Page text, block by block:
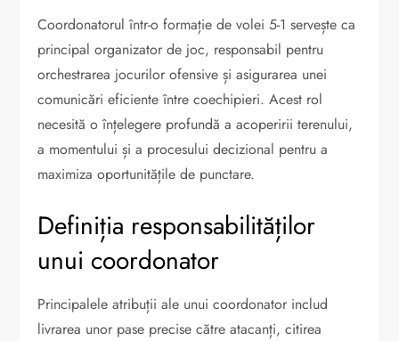
Coordonatorul într-o formație de volei 5-1 servește ca
principal organizator de joc, responsabil pentru
orchestrarea jocurilor ofensive și asigurarea unei
comunicări eficiente între coechipieri. Acest rol
necesită o înțelegere profundă a acoperirii terenului,
a momentului și a procesului decizional pentru a
maximiza oportunitățile de punctare.
Definiția responsabilităților
unui coordonator
Principalele atribuții ale unui coordonator includ
livrarea unor pase precise către atacanți, citirea